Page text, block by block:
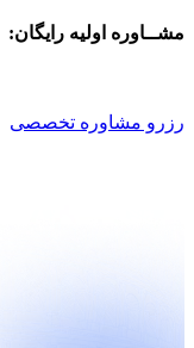
مشــاوره اولیه رایگان:
رزرو مشاوره تخصصی